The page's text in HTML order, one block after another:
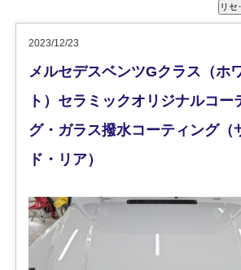
2023/12/23
メルセデスベンツGクラス（ホ
ト）セラミックオリジナルコー
グ・ガラス撥水コーティング（
ド・リア）